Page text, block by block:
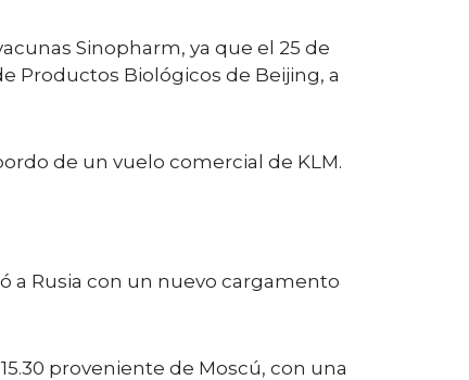
Sinopharm, ya que el 25 de
Productos Biológicos de Beijing, a
de un vuelo comercial de KLM.
a Rusia con un nuevo cargamento
proveniente de Moscú, con una